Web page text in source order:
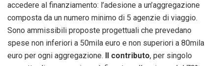
accedere al finanziamento: l’adesione a un’aggregazione
composta da un numero minimo di 5 agenzie di viaggio.
Sono ammissibili proposte progettuali che prevedano
spese non inferiori a 50mila euro e non superiori a 80mila
euro per ogni aggregazione.
Il contributo, per singolo